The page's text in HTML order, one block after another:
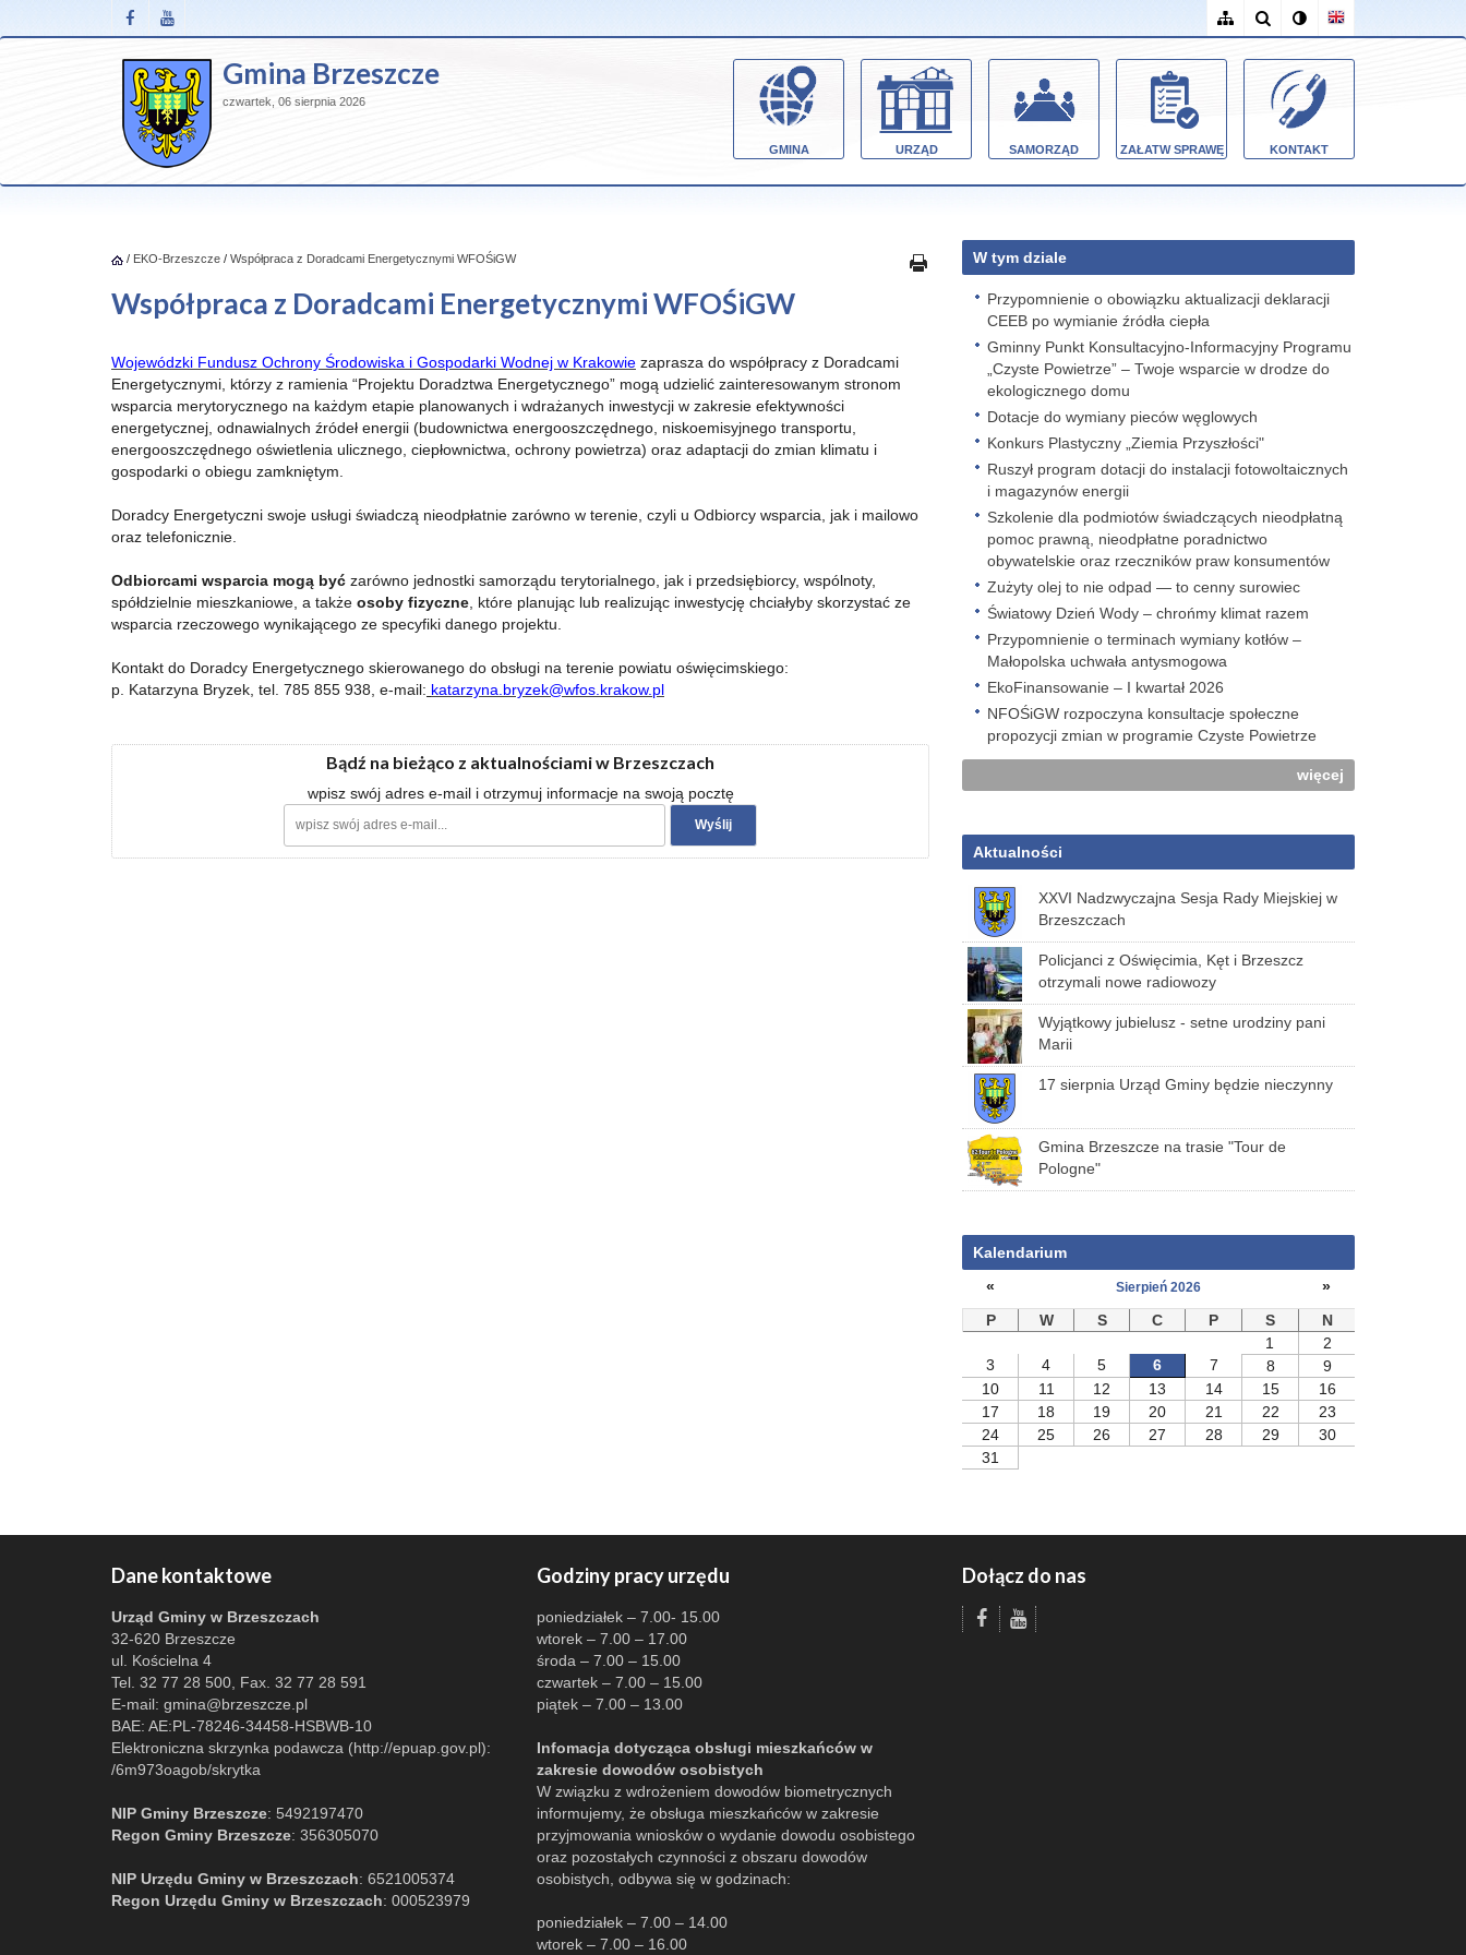
Gmina Brzeszcze
czwartek, 06 sierpnia 2026
GMINA URZĄD SAMORZĄD ZAŁATW SPRAWĘ KONTAKT
/ EKO-Brzeszcze / Współpraca z Doradcami Energetycznymi WFOŚiGW
Współpraca z Doradcami Energetycznymi WFOŚiGW
Wojewódzki Fundusz Ochrony Środowiska i Gospodarki Wodnej w Krakowie zaprasza do współpracy z Doradcami
Energetycznymi, którzy z ramienia “Projektu Doradztwa Energetycznego” mogą udzielić zainteresowanym stronom
wsparcia merytorycznego na każdym etapie planowanych i wdrażanych inwestycji w zakresie efektywności
energetycznej, odnawialnych źródeł energii (budownictwa energooszczędnego, niskoemisyjnego transportu,
energooszczędnego oświetlenia ulicznego, ciepłownictwa, ochrony powietrza) oraz adaptacji do zmian klimatu i
gospodarki o obiegu zamkniętym.
Doradcy Energetyczni swoje usługi świadczą nieodpłatnie zarówno w terenie, czyli u Odbiorcy wsparcia, jak i mailowo
oraz telefonicznie.
Odbiorcami wsparcia mogą być zarówno jednostki samorządu terytorialnego, jak i przedsiębiorcy, wspólnoty,
spółdzielnie mieszkaniowe, a także osoby fizyczne , które planując lub realizując inwestycję chciałyby skorzystać ze
wsparcia rzeczowego wynikającego ze specyfiki danego projektu.
Kontakt do Doradcy Energetycznego skierowanego do obsługi na terenie powiatu oświęcimskiego:
p. Katarzyna Bryzek, tel. 785 855 938, e-mail: katarzyna.bryzek@wfos.krakow.pl
Bądź na bieżąco z aktualnościami w Brzeszczach
wpisz swój adres e-mail i otrzymuj informacje na swoją pocztę
W tym dziale
Przypomnienie o obowiązku aktualizacji deklaracji
CEEB po wymianie źródła ciepła
Gminny Punkt Konsultacyjno-Informacyjny Programu
„Czyste Powietrze” – Twoje wsparcie w drodze do
ekologicznego domu
Dotacje do wymiany pieców węglowych
Konkurs Plastyczny „Ziemia Przyszłości"
Ruszył program dotacji do instalacji fotowoltaicznych
i magazynów energii
Szkolenie dla podmiotów świadczących nieodpłatną
pomoc prawną, nieodpłatne poradnictwo
obywatelskie oraz rzeczników praw konsumentów
Zużyty olej to nie odpad — to cenny surowiec
Światowy Dzień Wody – chrońmy klimat razem
Przypomnienie o terminach wymiany kotłów –
Małopolska uchwała antysmogowa
EkoFinansowanie – I kwartał 2026
NFOŚiGW rozpoczyna konsultacje społeczne
propozycji zmian w programie Czyste Powietrze
więcej
Aktualności
XXVI Nadzwyczajna Sesja Rady Miejskiej w
Brzeszczach
Policjanci z Oświęcimia, Kęt i Brzeszcz
otrzymali nowe radiowozy
Wyjątkowy jubielusz - setne urodziny pani
Marii
17 sierpnia Urząd Gminy będzie nieczynny
Gmina Brzeszcze na trasie "Tour de
Pologne"
Kalendarium
«
Sierpień 2026
»
P
W S C P S
N
1
2
3
4 5 6 7 8
9
10
11 12 13 14 15
16
17
18 19 20 21 22
23
24
25 26 27 28 29
30
31
Dane kontaktowe
Urząd Gminy w Brzeszczach
32-620 Brzeszcze
ul. Kościelna 4
Tel. 32 77 28 500, Fax. 32 77 28 591
E-mail: gmina@brzeszcze.pl
BAE: AE:PL-78246-34458-HSBWB-10
Elektroniczna skrzynka podawcza (http://epuap.gov.pl):
/6m973oagob/skrytka
NIP Gminy Brzeszcze: 5492197470
Regon Gminy Brzeszcze: 356305070
NIP Urzędu Gminy w Brzeszczach: 6521005374
Regon Urzędu Gminy w Brzeszczach: 000523979
Godziny pracy urzędu
poniedziałek – 7.00- 15.00
wtorek – 7.00 – 17.00
środa – 7.00 – 15.00
czwartek – 7.00 – 15.00
piątek – 7.00 – 13.00
Infomacja dotycząca obsługi mieszkańców w
zakresie dowodów osobistych
W związku z wdrożeniem dowodów biometrycznych
informujemy, że obsługa mieszkańców w zakresie
przyjmowania wniosków o wydanie dowodu osobistego
oraz pozostałych czynności z obszaru dowodów
osobistych, odbywa się w godzinach:
poniedziałek – 7.00 – 14.00
wtorek – 7.00 – 16.00
Dołącz do nas